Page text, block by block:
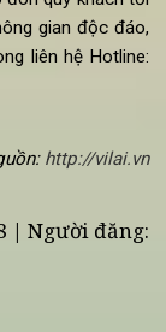
khác nhau
hóa lại có
số quốc gia
đón quý khách
gian độc